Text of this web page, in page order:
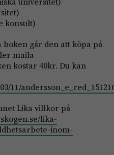
konsult)
går den att köpa på
maila
kostar 40kr. Du kan
11/
Lika villkor på
lika-
inom-